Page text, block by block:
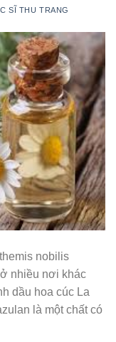
SĨ THU TRANG
nobilis
nhiều nơi khác
dầu hoa cúc La
là một chất có